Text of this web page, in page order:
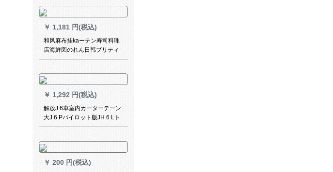
￥ 1,181 円(税込)
和风麻布挂kaーテン寿司料理
店海鮮図のれん日韩ブリティ
ッシュテ日本寿司カーラテ饰
￥ 1,292 円(税込)
解放J 6車室内カーターテーン
大J 6 Pパイロット版JH 6 Lト
ラック装飾カーターテーター
項--【全車カーテーン】青
￥ 200 円(税込)